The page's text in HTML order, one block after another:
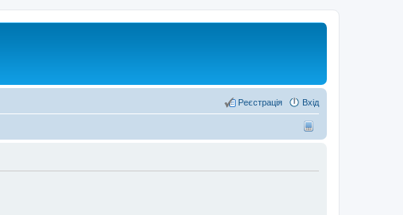
Вхід
Реєстрація